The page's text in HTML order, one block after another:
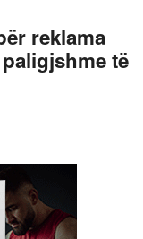
reklama
të